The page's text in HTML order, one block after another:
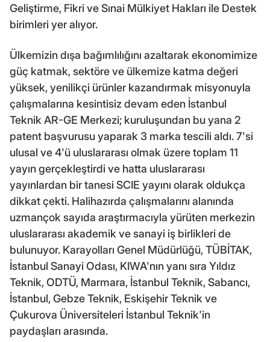
Geliştirme, Fikri ve Sınai Mülkiyet Hakları ile Destek
birimleri yer alıyor.
Ülkemizin dışa bağımlılığını azaltarak ekonomimize
güç katmak, sektöre ve ülkemize katma değeri
yüksek, yenilikçi ürünler kazandırmak misyonuyla
çalışmalarına kesintisiz devam eden İstanbul
Teknik AR-GE Merkezi; kuruluşundan bu yana 2
patent başvurusu yaparak 3 marka tescili aldı. 7'si
ulusal ve 4'ü uluslararası olmak üzere toplam 11
yayın gerçekleştirdi ve hatta uluslararası
yayınlardan bir tanesi SCIE yayını olarak oldukça
dikkat çekti. Halihazırda çalışmalarını alanında
uzmançok sayıda araştırmacıyla yürüten merkezin
uluslararası akademik ve sanayi iş birlikleri de
bulunuyor. Karayolları Genel Müdürlüğü, TÜBİTAK,
İstanbul Sanayi Odası, KIWA'nın yanı sıra Yıldız
Teknik, ODTÜ, Marmara, İstanbul Teknik, Sabancı,
İstanbul, Gebze Teknik, Eskişehir Teknik ve
Çukurova Üniversiteleri İstanbul Teknik'in
paydaşları arasında.